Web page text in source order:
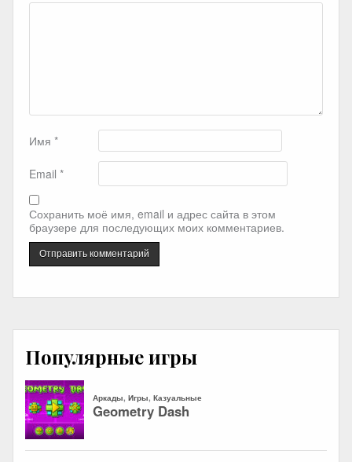
Имя *
Email *
Сохранить моё имя, email и адрес сайта в этом
браузере для последующих моих комментариев.
Популярные игры